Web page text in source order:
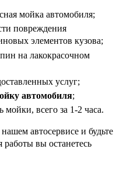
мойка автомобиля;
повреждения
элементов кузова;
на лакокрасочном
услуг;
автомобиля;
мойки, всего за 1-2 часа.
нашем автосервисе и будьте
вы останетесь